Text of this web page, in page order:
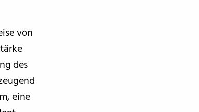
von
des
eine